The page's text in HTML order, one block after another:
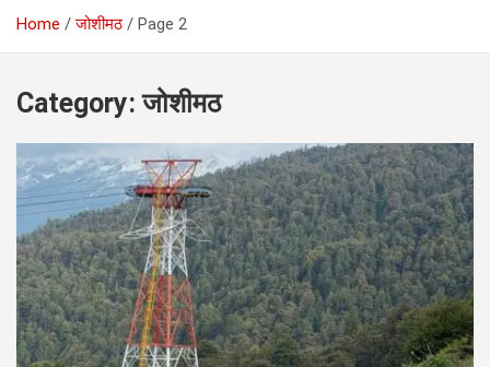
Home जोशीमठ Page 2
Category:जोशीमठ